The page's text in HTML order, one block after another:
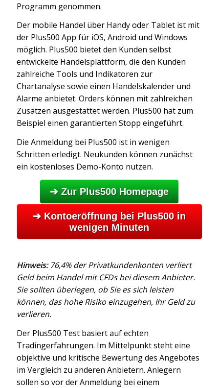
Programm genommen.
Der mobile Handel über Handy oder Tablet ist mit
der Plus500 App für iOS, Android und Windows
möglich. Plus500 bietet den Kunden selbst
entwickelte Handelsplattform, die den Kunden
zahlreiche Tools und Indikatoren zur
Chartanalyse sowie einen Handelskalender und
Alarme anbietet. Orders können mit zahlreichen
Zusätzen ausgestattet werden. Plus500 hat zum
Beispiel einen garantierten Stopp eingeführt.
Die Anmeldung bei Plus500 ist in wenigen
Schritten erledigt. Neukunden können zunächst
ein kostenloses Demo-Konto nutzen.
➔ Zur Plus500 Homepage
➔ Kontoeröffnung bei Plus500 in
wenigen Minuten
Hinweis:76,4% der Privatkundenkonten verliert
Geld beim Handel mit CFDs bei diesem Anbieter.
Sie sollten überlegen, ob Sie es sich leisten
können, das hohe Risiko einzugehen, Ihr Geld zu
verlieren.
Der Plus500 Test basiert auf echten
Tradingerfahrungen. Im Mittelpunkt steht eine
objektive und kritische Bewertung des Angebotes
im Vergleich zu anderen Anbietern. Anlegern
sollen so vor der Anmeldung bei einem